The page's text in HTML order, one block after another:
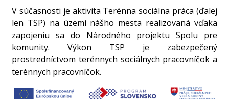
V súčasnosti je aktivita Terénna sociálna práca (ďalej
len TSP) na území nášho mesta realizovaná vďaka
zapojeniu sa do Národného projektu Spolu pre
komunity. Výkon TSP je zabezpečený
prostredníctvom terénnych sociálnych pracovníčok a
terénnych pracovníčok.